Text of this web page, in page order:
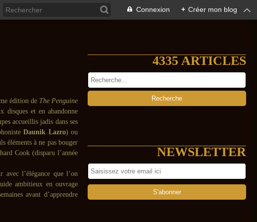
Connexion + Créer mon blog
édition de The Penguine
disques et en abandonne
accueillis jadis dans ses
Daunik Lazro) ou
éléments à ne pas bouger
Cook (disparu l’année
avec l’élégance que l’on
ambitieux en ouvrage
avant d’apprendre
4335 ARTICLES
NEWSLETTER